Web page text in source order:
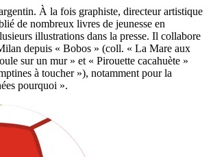
À la fois graphiste, directeur artistique
de nombreux livres de jeunesse en
illustrations dans la presse. Il collabore
depuis « Bobos » (coll. « La Mare aux
sur un mur » et « Pirouette cacahuète »
à toucher »), notamment pour la
pourquoi ».